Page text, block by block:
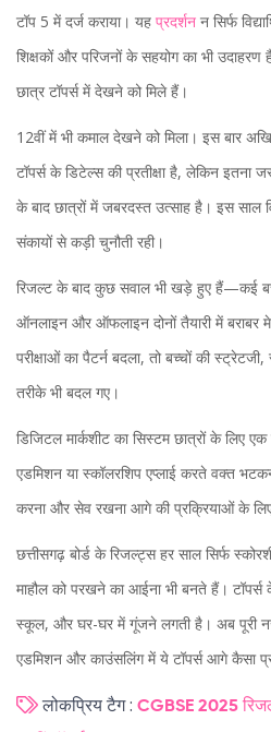
टॉप 5 में दर्ज कराया। यह प्रदर्शन न सिर्फ
शिक्षकों और परिजनों के सहयोग का भी उदाहरण
छात्र टॉपर्स में देखने को मिले हैं।
12वीं में भी कमाल देखने को मिला। इस बार
टॉपर्स के डिटेल्स की प्रतीक्षा है, लेकिन
के बाद छात्रों में जबरदस्त उत्साह है। इस साल
संकायों से कड़ी चुनौती रही।
रिजल्ट के बाद कुछ सवाल भी खड़े हुए हैं—कई
ऑनलाइन और ऑफलाइन दोनों तैयारी में बराबर
परीक्षाओं का पैटर्न बदला, तो बच्चों की
तरीके भी बदल गए।
डिजिटल मार्कशीट का सिस्टम छात्रों के लिए
एडमिशन या स्कॉलरशिप एप्लाई करते वक्त
करना और सेव रखना आगे की प्रक्रियाओं के
छत्तीसगढ़ बोर्ड के रिजल्ट्स हर साल सिर्फ
माहौल को परखने का आईना भी बनते हैं।
स्कूल, और घर-घर में गूंजने लगती है। अब पूरी
एडमिशन और काउंसलिंग में ये टॉपर्स आगे कैसा
लोकप्रिय टैग : CGBSE 2025